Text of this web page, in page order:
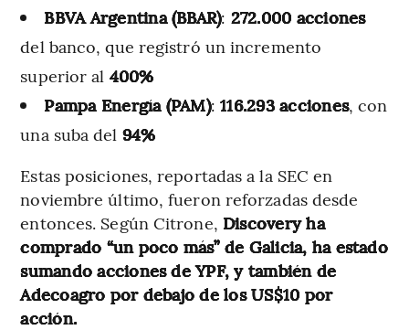
BBVA Argentina (BBAR): 272.000 acciones
del banco, que registró un incremento
superior al 400%
Pampa Energía (PAM):116.293 acciones, con
una suba del 94%
Estas posiciones, reportadas a la SEC en
noviembre último, fueron reforzadas desde
entonces. Según Citrone, Discovery ha
comprado “un poco más” de Galicia, ha estado
sumando acciones de YPF, y también de
Adecoagro por debajo de los US$10 por
acción.